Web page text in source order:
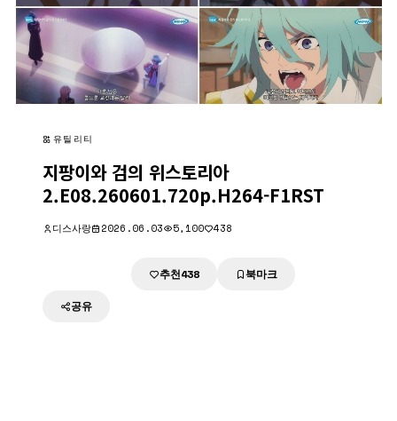
유틸리티
지팡이와 검의 위스토리아
2.E08.260601.720p.H264-F1RST
디스사랑 2026.06.03 5,100 438
추천438 북마크
공유